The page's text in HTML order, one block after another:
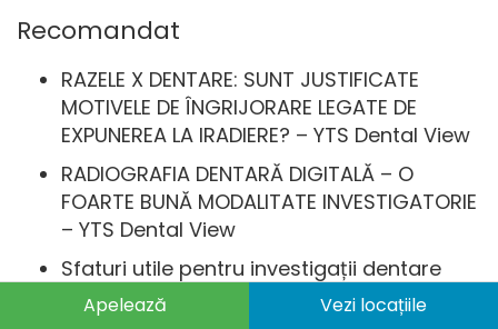
Recomandat
RAZELE X DENTARE: SUNT JUSTIFICATE
MOTIVELE DE ÎNGRIJORARE LEGATE DE
EXPUNEREA LA IRADIERE? – YTS Dental View
RADIOGRAFIA DENTARĂ DIGITALĂ – O
FOARTE BUNĂ MODALITATE INVESTIGATORIE
– YTS Dental View
Sfaturi utile pentru investigații dentare
reușite și fără stres
Apelează Vezi locațiile